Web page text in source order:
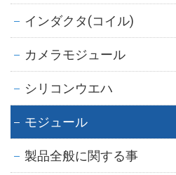
インダクタ(コイル)
カメラモジュール
シリコンウエハ
モジュール
製品全般に関する事